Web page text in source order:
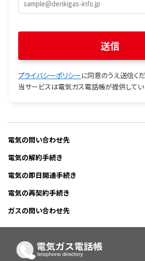
プライバシーポリシーに同意のうえ送信くだ
当サービスは電気ガス電話帳が提供してい
電気の問い合わせ先
電気の解約手続き
電気の即日開通手続き
電気の再契約手続き
ガスの問い合わせ先